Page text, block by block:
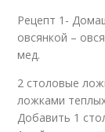
Рецепт 1-
овсянкой –
мед.
2 столовые
ложками
Добавить 1